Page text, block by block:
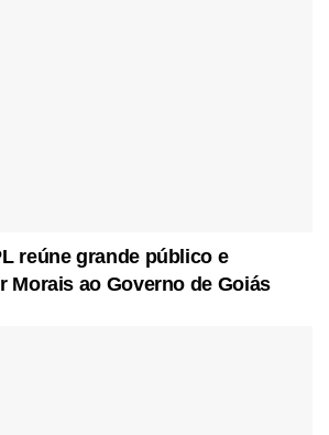
reúne grande público e
Morais ao Governo de Goiás